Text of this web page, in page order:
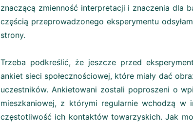
znaczącą zmienność interpretacji i znaczenia dla
częścią przeprowadzonego eksperymentu
strony.
Trzeba podkreślić, że jeszcze przed
ankiet sieci społecznościowej, które miały dać
uczestników. Ankietowani zostali poproszeni o
mieszkaniowej, z którymi regularnie wchodzą w
częstotliwość ich kontaktów towarzyskich. Jak